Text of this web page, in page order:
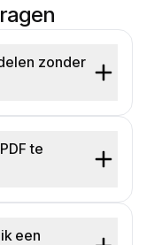
zonder
te
een